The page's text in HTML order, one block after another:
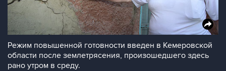
Режим повышенной готовности введен в Кемеровской
области после землетрясения, произошедшего здесь
рано утром в среду.